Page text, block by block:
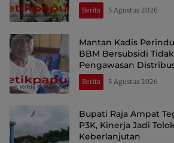
Berita 5 Agustus 2026
Mantan Kadis
BBM Bersubsidi
Pengawasan
Berita 5 Agustus 2026
Bupati Raja Ampat
P3K, Kinerja Jadi
Keberlanjutan